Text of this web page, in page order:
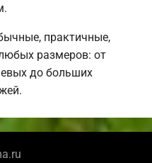
практичные,
размеров: от
до больших